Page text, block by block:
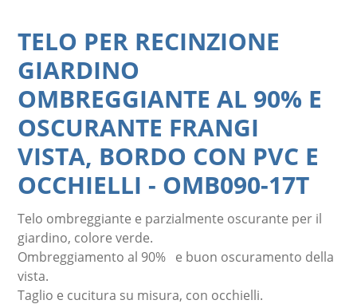
TELO PER RECINZIONE
GIARDINO
OMBREGGIANTE AL 90% E
OSCURANTE FRANGI
VISTA, BORDO CON PVC E
OCCHIELLI - OMB090-17T
Telo ombreggiante e parzialmente oscurante per il
giardino, colore verde.
Ombreggiamento al 90% e buon oscuramento della
vista.
Taglio e cucitura su misura, con occhielli.